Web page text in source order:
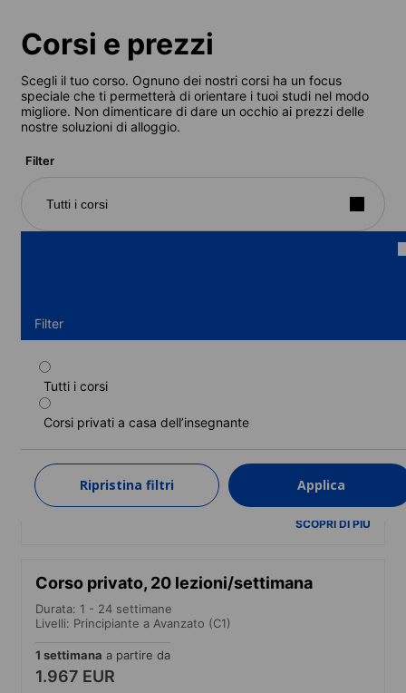
Corsi e prezzi
Scegli il tuo corso. Ognuno dei nostri corsi ha un focus
speciale che ti permetterà di orientare i tuoi studi nel modo
migliore. Non dimenticare di dare un occhio ai prezzi delle
nostre soluzioni di alloggio.
Filter
Tutti i corsi
Filter
Tutti i corsi
Corsi privati a casa dell’insegnante
Ripristina filtri Applica
Corso privato, 15 lezioni/settimana
Durata: 1 - 24 settimane
1 settimana
1.765 EUR
SCOPRI DI PIÙ
Corso privato, 20 lezioni/settimana
Durata: 1 - 24 settimane
Livelli: Principiante a Avanzato (C1)
1 settimana a partire da
1.967 EUR